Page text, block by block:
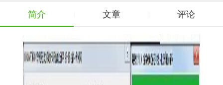
简介 文章 评论